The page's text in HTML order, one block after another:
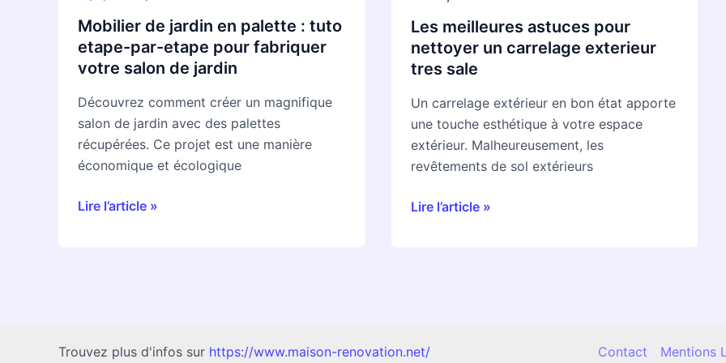
Mobilier de jardin en palette : tuto
etape-par-etape pour fabriquer
votre salon de jardin
Découvrez comment créer un magnifique
salon de jardin avec des palettes
récupérées. Ce projet est une manière
économique et écologique
votre
salon
de
Lire l’article »
Les meilleures astuces pour
nettoyer un carrelage exterieur
tres sale
Un carrelage extérieur en bon état apporte
une touche esthétique à votre espace
extérieur. Malheureusement, les
revêtements de sol extérieurs
Lire l’article »
Trouvez plus d'infos sur https://www.maison-renovation.net/ Contact Mentions